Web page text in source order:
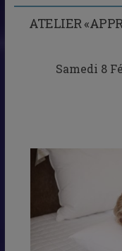
ATELIER
Samedi 8